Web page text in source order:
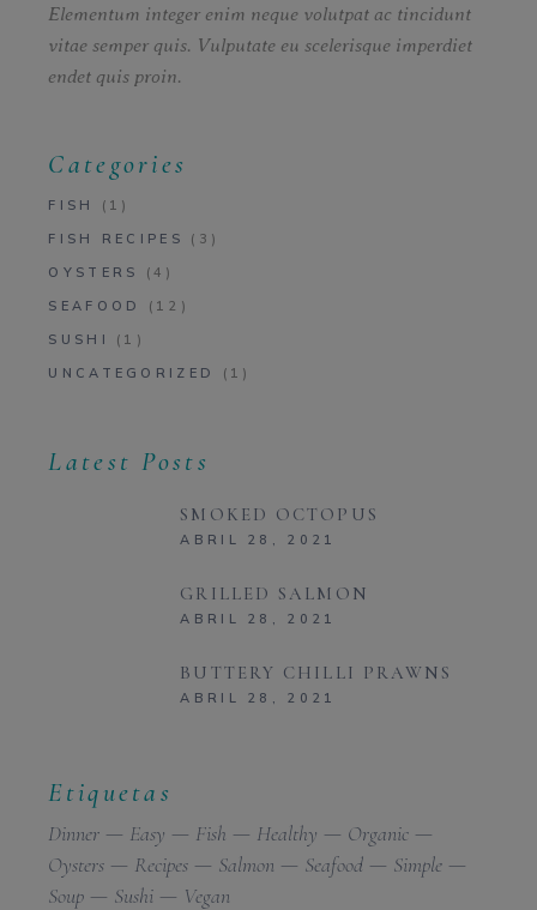
Elementum integer enim neque volutpat ac tincidunt
vitae semper quis. Vulputate eu scelerisque imperdiet
endet quis proin.
Categories
FISH
(1)
FISH RECIPES
(3)
OYSTERS
(4)
SEAFOOD
(12)
SUSHI
(1)
UNCATEGORIZED
(1)
Latest Posts
SMOKED OCTOPUS
ABRIL 28, 2021
GRILLED SALMON
ABRIL 28, 2021
BUTTERY CHILLI PRAWNS
ABRIL 28, 2021
Etiquetas
Dinner Easy Fish Healthy
Organic
Oysters
Recipes Salmon Seafood
Simple
Soup
Sushi Vegan